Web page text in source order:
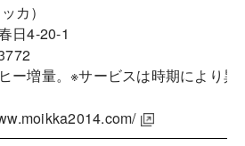
カ）
日4-20-1
ー増量。※サービスは時期により異